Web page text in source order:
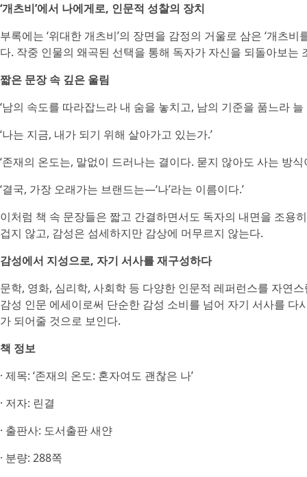
‘개츠비’에서 나에게로, 인문적 성찰의 장치
부록에는 ‘위대한 개츠비’의 장면을 감정의 거울로 삼은 ‘개츠
다. 작중 인물의 왜곡된 선택을 통해 독자가 자신을 되돌아보는
짧은 문장 속 깊은 울림
‘남의 속도를 따라잡느라 내 숨을 놓치고, 남의 기준을 품느라 늘
‘나는 지금, 내가 되기 위해 살아가고 있는가.’
‘존재의 온도는, 말없이 드러나는 결이다. 묻지 않아도 사는 방식
‘결국, 가장 오래가는 브랜드는—‘나’라는 이름이다.’
이처럼 책 속 문장들은 짧고 간결하면서도 독자의 내면을 조용
겁지 않고, 감성은 섬세하지만 감상에 머무르지 않는다.
감성에서 지성으로, 자기 서사를 재구성하다
문학, 영화, 심리학, 사회학 등 다양한 인문적 레퍼런스를 자연
감성 인문 에세이로써 단순한 감성 소비를 넘어 자기 서사를
가 되어줄 것으로 보인다.
책 정보
· 제목: ‘존재의 온도: 혼자여도 괜찮은 나’
· 저자: 린결
· 출판사: 도서출판 새얀
· 분량: 288쪽